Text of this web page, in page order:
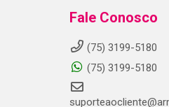
Fale Conosco
(75) 3199-5180
(75) 3199-5180